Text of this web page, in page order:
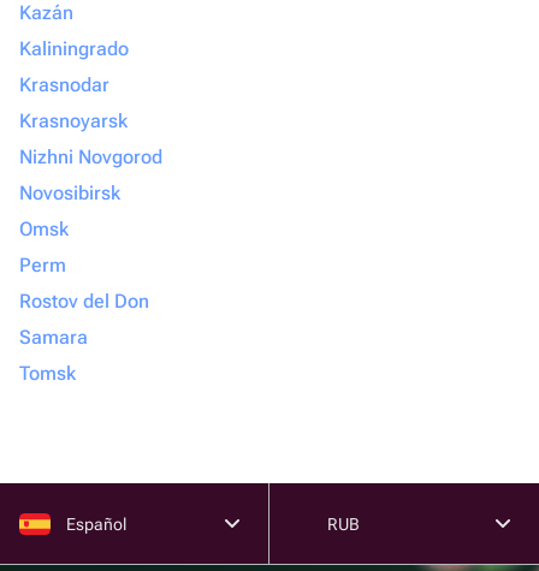
Kazán
Kaliningrado
Krasnodar
Krasnoyarsk
Nizhni Novgorod
Novosibirsk
Omsk
Perm
Rostov del Don
Samara
Tomsk
Español RUB